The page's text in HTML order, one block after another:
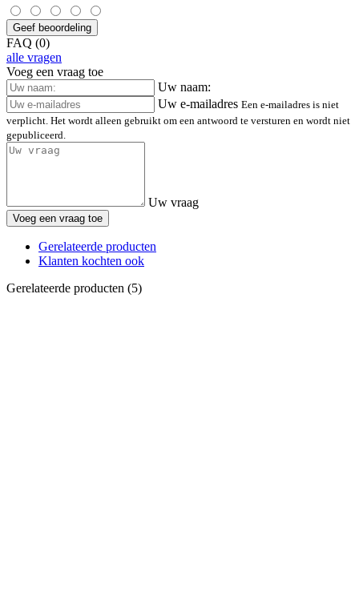
Geef beoordeling
FAQ (0)
alle vragen
Voeg een vraag toe
Uw naam:
Uw e-mailadres Een e-mailadres is niet
verplicht. Het wordt alleen gebruikt om een antwoord te versturen en wordt niet
gepubliceerd.
Uw vraag
Voeg een vraag toe
Gerelateerde producten
Klanten kochten ook
Gerelateerde producten (5)